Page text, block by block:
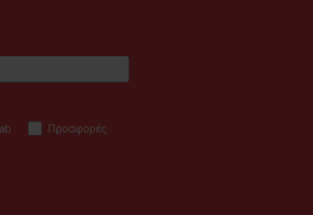
Προσφορές